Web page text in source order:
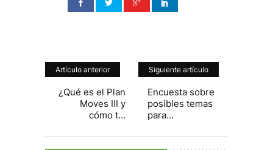
Artículo anterior
¿Qué es el Plan
Moves III y
cómo t...
Siguiente artículo
Encuesta sobre
posibles temas
para...